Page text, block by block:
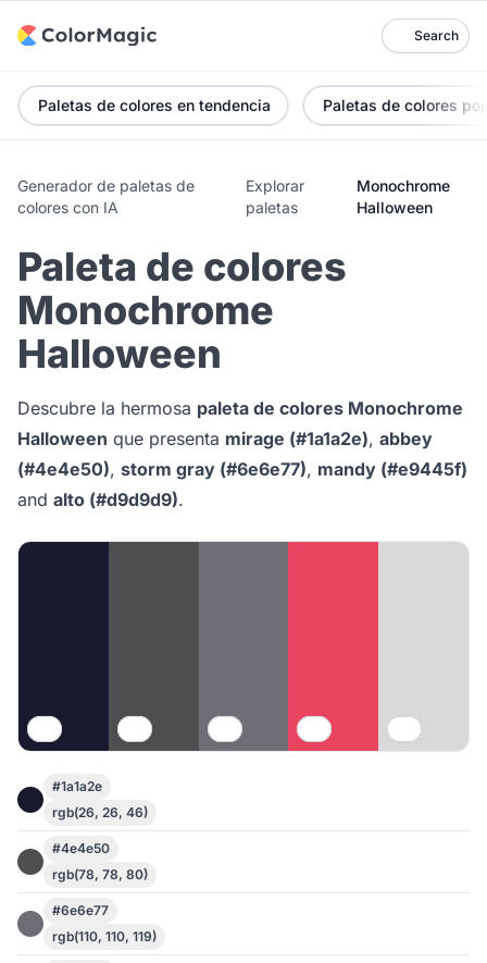
Search
Paletas de colores en tendencia Paletas de colores
Generador de paletas de
colores con IA
Explorar
paletas
Monochrome
Halloween
Paleta de colores
Monochrome
Halloween
Descubre la hermosa paleta de colores Monochrome
Halloween que presenta mirage (#1a1a2e), abbey
(#4e4e50), storm gray (#6e6e77), mandy (#e9445f)
and alto (#d9d9d9).
#1a1a2e
rgb(26, 26, 46)
#4e4e50
rgb(78, 78, 80)
#6e6e77
rgb(110, 110, 119)